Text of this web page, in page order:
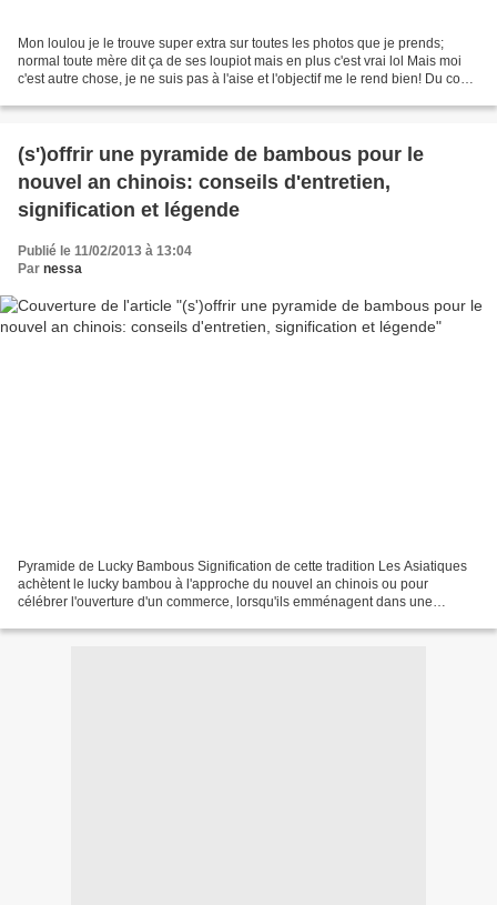
Mon loulou je le trouve super extra sur toutes les photos que je prends;
normal toute mère dit ça de ses loupiot mais en plus c'est vrai lol Mais moi
c'est autre chose, je ne suis pas à l'aise et l'objectif me le rend bien! Du coup
(s')offrir une pyramide de bambous pour le
nouvel an chinois: conseils d'entretien,
signification et légende
Publié le 11/02/2013 à 13:04
Par nessa
Pyramide de Lucky Bambous Signification de cette tradition Les Asiatiques
achètent le lucky bambou à l'approche du nouvel an chinois ou pour
célébrer l'ouverture d'un commerce, lorsqu'ils emménagent dans une